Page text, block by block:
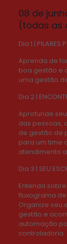
08 de
(todas as
Dia 1 | PILARES
Aprenda de
boa gestão e
uma gestão
Dia 2 |
Aprofunde
das pessoas,
de gestão de
para um time
atendimento
Dia 3 | SEU
Entenda
fluxograma
Organize seu
gestão e
automação
controladoria.